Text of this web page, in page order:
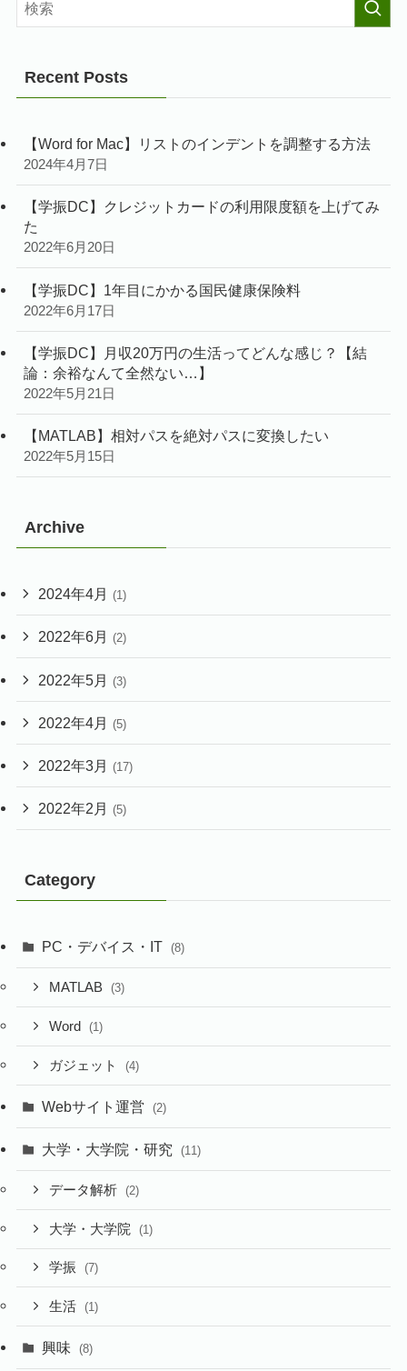
Recent Posts
【Word for Mac】リストのインデントを調整する方法
2024年4月7日
【学振DC】クレジットカードの利用限度額を上げてみ
た
2022年6月20日
【学振DC】1年目にかかる国民健康保険料
2022年6月17日
【学振DC】月収20万円の生活ってどんな感じ？【結
論：余裕なんて全然ない…】
2022年5月21日
【MATLAB】相対パスを絶対パスに変換したい
2022年5月15日
Archive
2024年4月 (1)
2022年6月 (2)
2022年5月 (3)
2022年4月 (5)
2022年3月 (17)
2022年2月 (5)
Category
PC・デバイス・IT (8)
MATLAB (3)
Word (1)
ガジェット (4)
Webサイト運営 (2)
大学・大学院・研究 (11)
データ解析 (2)
大学・大学院 (1)
学振 (7)
生活 (1)
興味 (8)